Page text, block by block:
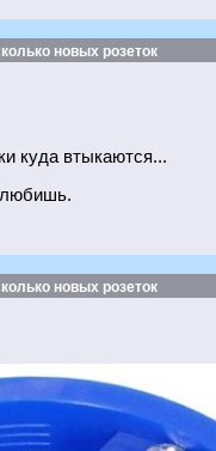
новых розеток
куда втыкаются...
любишь.
новых розеток